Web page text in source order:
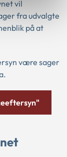
vil
fra udvalgte
på at
være sager